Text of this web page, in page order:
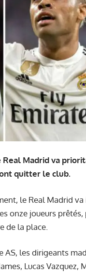
Madrid va
quitter le club.
le Real Madrid
onze joueurs prêtés,
de la place.
AS, les dirigeants
Lucas